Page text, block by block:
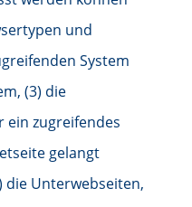
und
System
(3) die
ein zugreifendes
gelangt
die Unterwebseiten,